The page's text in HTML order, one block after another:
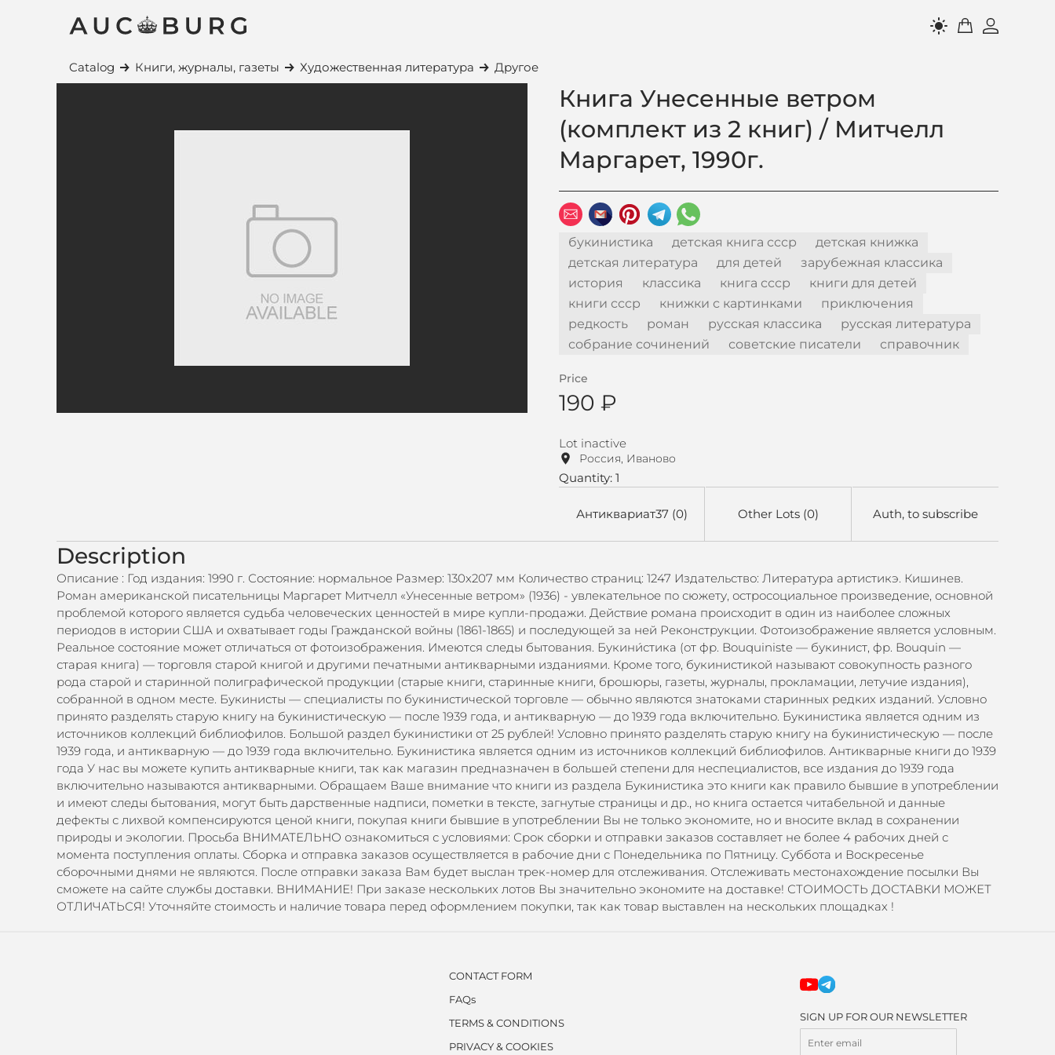
light_mode
Catalog Книги, журналы, газеты Художественная литература Другое
Книга Унесенные ветром
(комплект из 2 книг) / Митчелл
Маргарет, 1990г.
букинистика детская книга ссср
детская книжка
детская литература
для детей
зарубежная классика
история
классика книга ссср
книги для детей
книги ссср
книжки с картинками
приключения
редкость
роман русская классика
русская литература
собрание сочинений
советские писатели справочник
Price
190 ₽
Lot inactive
Россия, Иваново
Quantity: 1
Антиквариат37 (0) Other Lots (0) Auth, to subscribe
Description
Описание : Год издания: 1990 г. Состояние: нормальное Размер: 130х207 мм Количество страниц: 1247 Издательство: Литература артистикэ. Кишинев.
Роман американской писательницы Маргарет Митчелл «Унесенные ветром» (1936) - увлекательное по сюжету, остросоциальное произведение, основной
проблемой которого является судьба человеческих ценностей в мире купли-продажи. Действие романа происходит в один из наиболее сложных
периодов в истории США и охватывает годы Гражданской войны (1861-1865) и последующей за ней Реконструкции. Фотоизображение является условным.
Реальное состояние может отличаться от фотоизображения. Имеются следы бытования. Букини́стика (от фр. Bouquiniste — букинист, фр. Bouquin —
старая книга) — торговля старой книгой и другими печатными антикварными изданиями. Кроме того, букинистикой называют совокупность разного
рода старой и старинной полиграфической продукции (старые книги, старинные книги, брошюры, газеты, журналы, прокламации, летучие издания),
собранной в одном месте. Букинисты — специалисты по букинистической торговле — обычно являются знатоками старинных редких изданий. Условно
принято разделять старую книгу на букинистическую — после 1939 года, и антикварную — до 1939 года включительно. Букинистика является одним из
источников коллекций библиофилов. Большой раздел букинистики от 25 рублей! Условно принято разделять старую книгу на букинистическую — после
1939 года, и антикварную — до 1939 года включительно. Букинистика является одним из источников коллекций библиофилов. Антикварные книги до 1939
года У нас вы можете купить антикварные книги, так как магазин предназначен в большей степени для неспециалистов, все издания до 1939 года
включительно называются антикварными. Обращаем Ваше внимание что книги из раздела Букинистика это книги как правило бывшие в употреблении
и имеют следы бытования, могут быть дарственные надписи, пометки в тексте, загнутые страницы и др., но книга остается читабельной и данные
дефекты с лихвой компенсируются ценой книги, покупая книги бывшие в употреблении Вы не только экономите, но и вносите вклад в сохранении
природы и экологии. Просьба ВНИМАТЕЛЬНО ознакомиться с условиями: Срок сборки и отправки заказов составляет не более 4 рабочих дней с
момента поступления оплаты. Сборка и отправка заказов осуществляется в рабочие дни с Понедельника по Пятницу. Суббота и Воскресенье
сборочными днями не являются. После отправки заказа Вам будет выслан трек-номер для отслеживания. Отслеживать местонахождение посылки Вы
сможете на сайте службы доставки. ВНИМАНИЕ! При заказе нескольких лотов Вы значительно экономите на доставке! СТОИМОСТЬ ДОСТАВКИ МОЖЕТ
ОТЛИЧАТЬСЯ! Уточняйте стоимость и наличие товара перед оформлением покупки, так как товар выставлен на нескольких площадках !
CONTACT FORM
FAQs
TERMS & CONDITIONS
PRIVACY & COOKIES
SIGN UP FOR OUR NEWSLETTER